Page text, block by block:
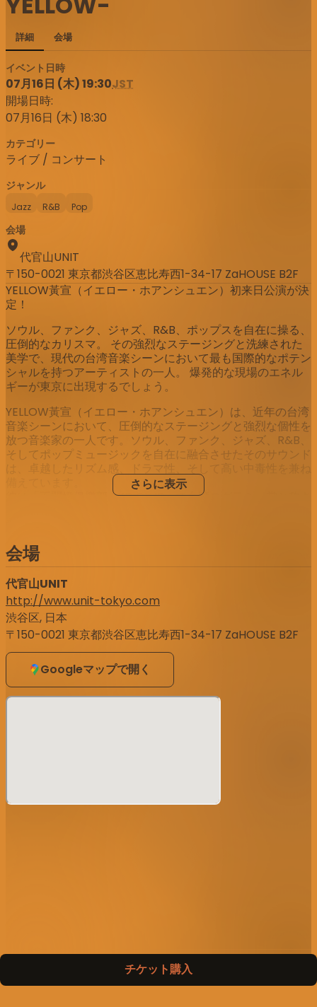
詳細 会場
イベント日時
07月16日 (木) 19:30JST
開場日時:
07月16日 (木) 18:30
カテゴリー
ライブ / コンサート
ジャンル
Jazz R&B Pop
会場
代官山UNIT
〒150-0021 東京都渋谷区恵比寿西1-34-17 ZaHOUSE B2F
YELLOW黃宣（イエロー・ホアンシュエン）初来日公演が決
定！
ソウル、ファンク、ジャズ、R&B、ポップスを自在に操る、
圧倒的なカリスマ。 その強烈なステージングと洗練された
美学で、現代の台湾音楽シーンにおいて最も国際的なポテン
シャルを持つアーティストの一人。 爆発的な現場のエネル
ギーが東京に出現するでしょう。
YELLOW黃宣（イエロー・ホアンシュエン）は、近年の台湾
音楽シーンにおいて、圧倒的なステージングと強烈な個性を
放つ音楽家の一人です。ソウル、ファンク、ジャズ、R&B、
そしてポップミュージックを自在に融合させたそのサウンド
は、卓越したリズム感、ドラマ性、そして高い中毒性を兼ね
彼は「不開燈俱樂部 BKD CLUB」で台湾のグラミー賞と称さ
観客に体感してもらうための入り口として最適だからです。
今回の「SOUND of YELLOW」東京公演では、その研ぎ澄ま
された音とリズム、そして爆発的なパフォーマンスで、彼独
自のステージへと誘うでしょう。
さらに表示
会場
代官山UNIT
http://www.unit-tokyo.com
渋谷区, 日本
〒150-0021 東京都渋谷区恵比寿西1-34-17 ZaHOUSE B2F
Googleマップで開く
チケット購入